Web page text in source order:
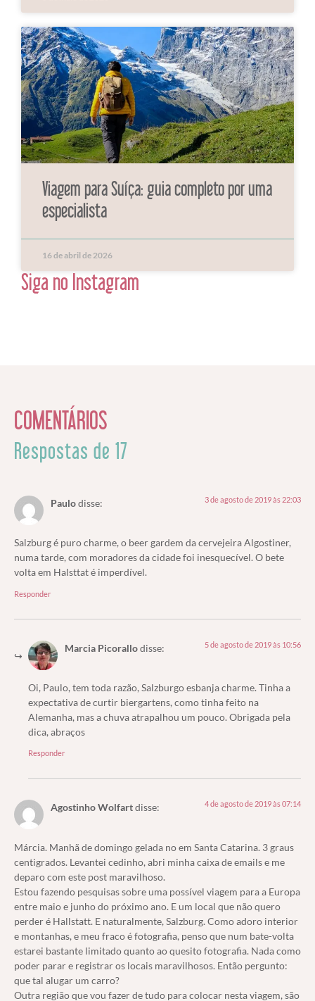
Viagem para Suíça: guia completo por uma
especialista
16 de abril de 2026
Siga no Instagram
COMENTÁRIOS
Respostas de 17
Paulodisse: 3 de agosto de 2019 às 22:03
Salzburg é puro charme, o beer gardem da cervejeira Algostiner,
numa tarde, com moradores da cidade foi inesquecível. O bete
volta em Halsttat é imperdível.
Responder
Marcia Picorallodisse: 5 de agosto de 2019 às 10:56
Oi, Paulo, tem toda razão, Salzburgo esbanja charme. Tinha a
expectativa de curtir biergartens, como tinha feito na
Alemanha, mas a chuva atrapalhou um pouco. Obrigada pela
dica, abraços
Responder
Agostinho Wolfartdisse: 4 de agosto de 2019 às 07:14
Márcia. Manhã de domingo gelada no em Santa Catarina. 3 graus
centigrados. Levantei cedinho, abri minha caixa de emails e me
deparo com este post maravilhoso.
Estou fazendo pesquisas sobre uma possível viagem para a Europa
entre maio e junho do próximo ano. E um local que não quero
perder é Hallstatt. E naturalmente, Salzburg. Como adoro interior
e montanhas, e meu fraco é fotografia, penso que num bate-volta
estarei bastante limitado quanto ao quesito fotografia. Nada como
poder parar e registrar os locais maravilhosos. Então pergunto:
que tal alugar um carro?
Outra região que vou fazer de tudo para colocar nesta viagem, são